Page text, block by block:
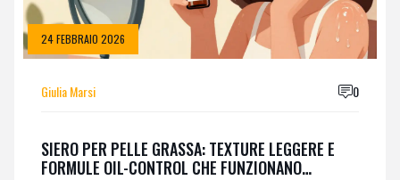
24 FEBBRAIO 2026
Giulia Marsi 0
SIERO PER PELLE GRASSA: TEXTURE LEGGERE E
FORMULE OIL-CONTROL CHE FUNZIONANO